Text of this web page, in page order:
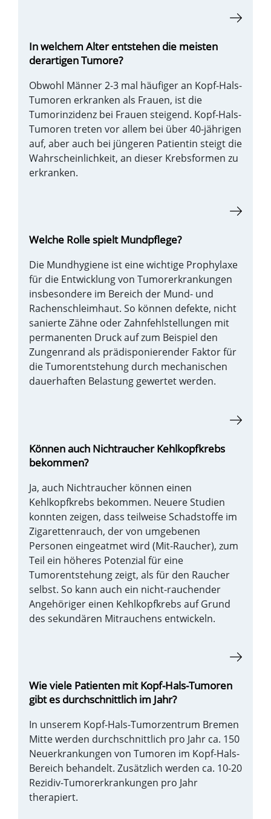
In welchem Alter entstehen die meisten
derartigen Tumore?
Obwohl Männer 2-3 mal häufiger an Kopf-Hals-
Tumoren erkranken als Frauen, ist die
Tumorinzidenz bei Frauen steigend. Kopf-Hals-
Tumoren treten vor allem bei über 40-jährigen
auf, aber auch bei jüngeren Patientin steigt die
Wahrscheinlichkeit, an dieser Krebsformen zu
erkranken.
Welche Rolle spielt Mundpflege?
Die Mundhygiene ist eine wichtige Prophylaxe
für die Entwicklung von Tumorerkrankungen
insbesondere im Bereich der Mund- und
Rachenschleimhaut. So können defekte, nicht
sanierte Zähne oder Zahnfehlstellungen mit
permanenten Druck auf zum Beispiel den
Zungenrand als prädisponierender Faktor für
die Tumorentstehung durch mechanischen
dauerhaften Belastung gewertet werden.
Können auch Nichtraucher Kehlkopfkrebs
bekommen?
Ja, auch Nichtraucher können einen
Kehlkopfkrebs bekommen. Neuere Studien
konnten zeigen, dass teilweise Schadstoffe im
Zigarettenrauch, der von umgebenen
Personen eingeatmet wird (Mit-Raucher), zum
Teil ein höheres Potenzial für eine
Tumorentstehung zeigt, als für den Raucher
selbst. So kann auch ein nicht-rauchender
Angehöriger einen Kehlkopfkrebs auf Grund
des sekundären Mitrauchens entwickeln.
Wie viele Patienten mit Kopf-Hals-Tumoren
gibt es durchschnittlich im Jahr?
In unserem Kopf-Hals-Tumorzentrum Bremen
Mitte werden durchschnittlich pro Jahr ca. 150
Neuerkrankungen von Tumoren im Kopf-Hals-
Bereich behandelt. Zusätzlich werden ca. 10-20
Rezidiv-Tumorerkrankungen pro Jahr
therapiert.